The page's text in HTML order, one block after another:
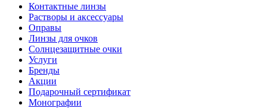
Контактные линзы
Растворы и аксессуары
Оправы
Линзы для очков
Солнцезащитные очки
Услуги
Бренды
Акции
Подарочный сертификат
Монографии